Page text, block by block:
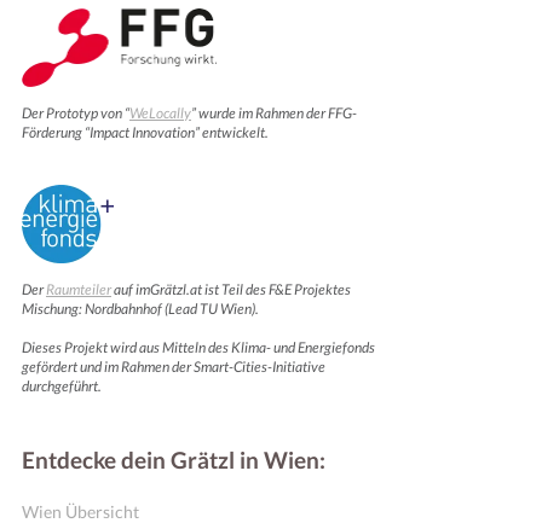
Der Prototyp von “WeLocally” wurde im Rahmen der FFG-
Förderung “Impact Innovation” entwickelt.
DerRaumteilerauf imGrätzl.at ist Teil des F&E Projektes
Mischung: Nordbahnhof (Lead TU Wien).
Dieses Projekt wird aus Mitteln des Klima- und Energiefonds
gefördert und im Rahmen der Smart-Cities-Initiative
durchgeführt.
Entdecke dein Grätzl in Wien:
Wien Übersicht